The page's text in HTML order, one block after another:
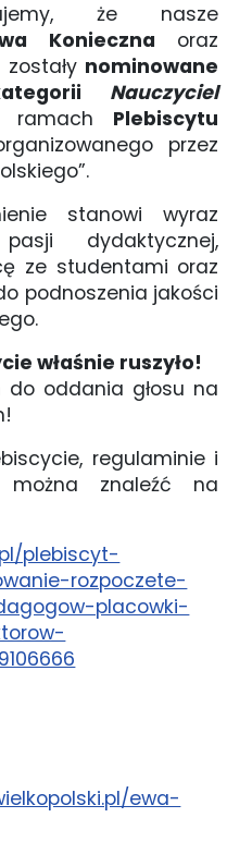
że nasze
Konieczna oraz
nominowane
Nauczyciel
Plebiscytu
przez
stanowi wyraz
dydaktycznej,
ze studentami oraz
podnoszenia jakości
właśnie ruszyło!
oddania głosu na
regulaminie i
można znaleźć na
plebiscyt-
rozpoczete-
placowki-
ewa-